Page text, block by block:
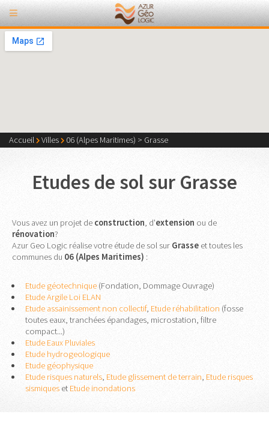
Accueil Villes 06 (Alpes Maritimes) > Grasse
Etudes de sol sur Grasse
Vous avez un projet de construction , d'extension ou de
rénovation?
Azur Geo Logic réalise votre étude de sol sur Grasse et toutes les
communes du 06 (Alpes Maritimes) :
Etude géotechnique(Fondation, Dommage Ouvrage)
Etude Argile Loi ELAN
Etude assainissement non collectif, Etude réhabilitation (fosse
toutes eaux, tranchées épandages, microstation, filtre
compact...)
Etude Eaux Pluviales
Etude hydrogeologique
Etude géophysique
Etude risques naturels, Etude glissement de terrain, Etude risques
sismiqueset Etude inondations